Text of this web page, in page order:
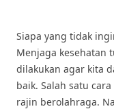
Siapa yang tidak
Menjaga kesehatan
dilakukan agar kita
baik. Salah satu
rajin berolahraga.